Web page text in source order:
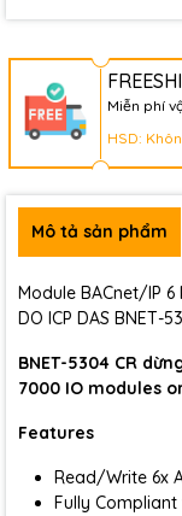
Miễn phí
HSD:
Mô tả sản phẩm
Module BACnet/IP 6
DO ICP DAS BNET-
BNET-5304 CR
7000 IO modules
Features
Read/Write 6x
Fully